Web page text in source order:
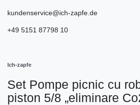
kundenservice@ich-zapfe.de
+49 5151 87798 10
Ich-zapfe
Set Pompe picnic cu
piston 5/8 „eliminare